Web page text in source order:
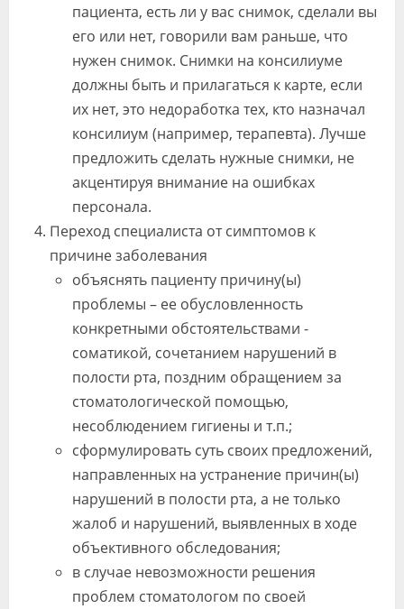
пациента, есть ли у вас снимок, сделали вы
его или нет, говорили вам раньше, что
нужен снимок. Снимки на консилиуме
должны быть и прилагаться к карте, если
их нет, это недоработка тех, кто назначал
консилиум (например, терапевта). Лучше
предложить сделать нужные снимки, не
акцентируя внимание на ошибках
персонала.
Переход специалиста от симптомов к
причине заболевания
объяснять пациенту причину(ы)
проблемы – ее обусловленность
конкретными обстоятельствами -
соматикой, сочетанием нарушений в
полости рта, поздним обращением за
стоматологической помощью,
несоблюдением гигиены и т.п.;
сформулировать суть своих предложений,
направленных на устранение причин(ы)
нарушений в полости рта, а не только
жалоб и нарушений, выявленных в ходе
объективного обследования;
в случае невозможности решения
проблем стоматологом по своей